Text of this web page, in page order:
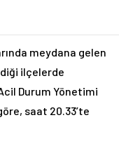
meydana gelen
ilçelerde
Durum Yönetimi
saat 20.33’te